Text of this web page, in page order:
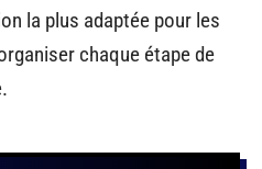
la plus adaptée pour les
chaque étape de